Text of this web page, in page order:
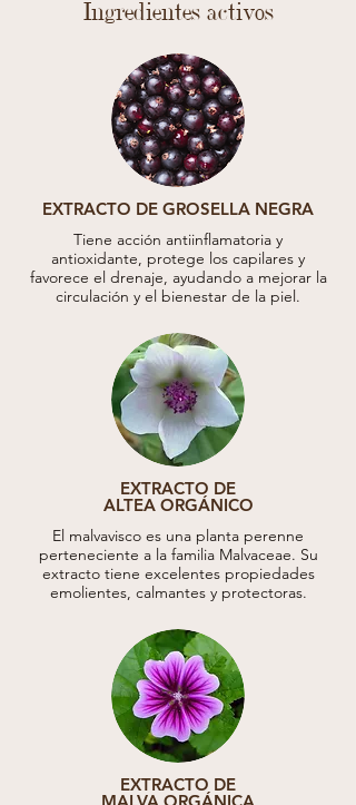
Ingredientes activos
EXTRACTO DE GROSELLA NEGRA
Tiene acción antiinflamatoria y
antioxidante, protege los capilares y
favorece el drenaje, ayudando a mejorar la
circulación y el bienestar de la piel.
EXTRACTO DE
ALTEA ORGÁNICO
El malvavisco es una planta perenne
perteneciente a la familia Malvaceae. Su
extracto tiene excelentes propiedades
emolientes, calmantes y protectoras.
EXTRACTO DE
MALVA ORGÁNICA